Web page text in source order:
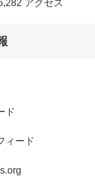
アクセス
ド
ィード